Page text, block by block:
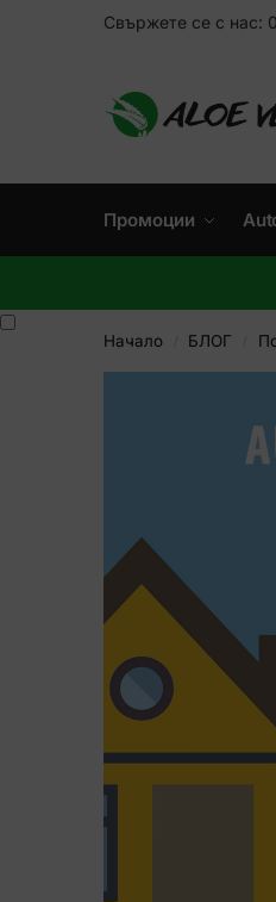
Свържете се с нас:
Промоции
Начало БЛОГ